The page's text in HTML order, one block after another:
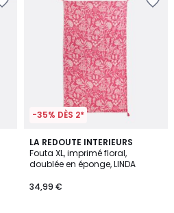
-35% DÈS 2*
LA REDOUTE INTERIEURS
Fouta XL, imprimé floral,
doublée en éponge, LINDA
34,99 €
4,7
/ 5